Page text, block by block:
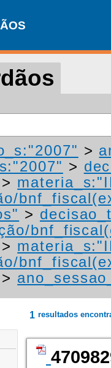
>
>
>
>
>
>
1 resultados